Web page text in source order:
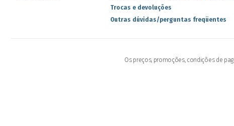
Trocas e devoluções
Outras dúvidas/perguntas freqüentes
Os preços, promoções, condições de